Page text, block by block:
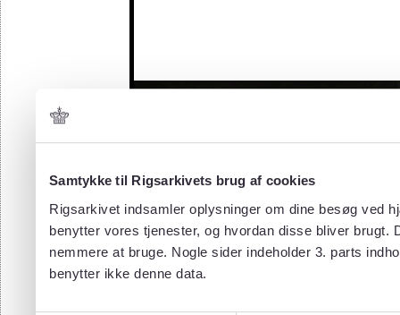
Samtykke til Rigsarkivets brug af cookies
Rigsarkivet indsamler oplysninger om dine besøg ved
benytter vores tjenester, og hvordan disse bliver
nemmere at bruge. Nogle sider indeholder 3. parts
benytter ikke denne data.